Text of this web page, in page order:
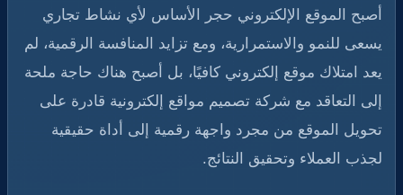
أصبح الموقع الإلكتروني حجر الأساس لأي نشاط تجاري
يسعى للنمو والاستمرارية، ومع تزايد المنافسة الرقمية، لم
يعد امتلاك موقع إلكتروني كافيًا، بل أصبح هناك حاجة ملحة
إلى التعاقد مع شركة تصميم مواقع إلكترونية قادرة على
تحويل الموقع من مجرد واجهة رقمية إلى أداة حقيقية
لجذب العملاء وتحقيق النتائج.